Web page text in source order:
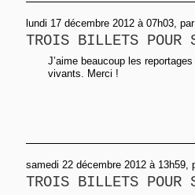
lundi 17 décembre 2012 à 07h03,
TROIS BILLETS POUR
J’aime beaucoup les
vivants. Merci !
samedi 22 décembre 2012 à 13h59,
TROIS BILLETS POUR